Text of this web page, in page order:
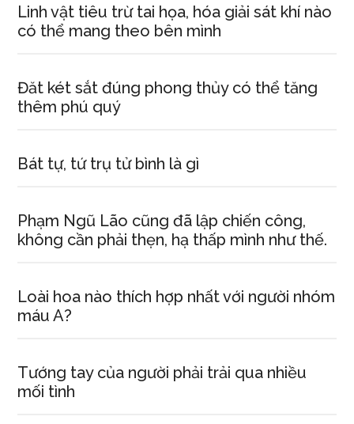
Linh vật tiêu trừ tai họa, hóa giải sát khí nào
có thể mang theo bên mình
Đăt két sắt đúng phong thủy có thể tăng
thêm phú quý
Bát tự, tứ trụ tử bình là gì
Phạm Ngũ Lão cũng đã lập chiến công,
không cần phải thẹn, hạ thấp mình như thế.
Loài hoa nào thích hợp nhất với người nhóm
máu A?
Tướng tay của người phải trải qua nhiều
mối tình